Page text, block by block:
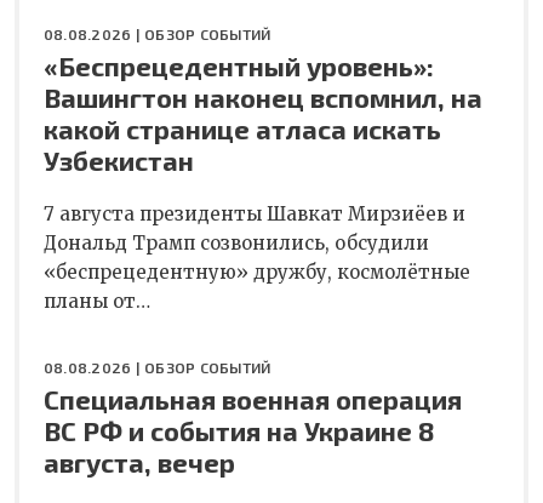
08.08.2026 | ОБЗОР СОБЫТИЙ
«Беспрецедентный уровень»:
Вашингтон наконец вспомнил, на
какой странице атласа искать
Узбекистан
7 августа президенты Шавкат Мирзиёев и
Дональд Трамп созвонились, обсудили
«беспрецедентную» дружбу, космолётные
планы от…
08.08.2026 | ОБЗОР СОБЫТИЙ
Специальная военная операция
ВС РФ и события на Украине 8
августа, вечер